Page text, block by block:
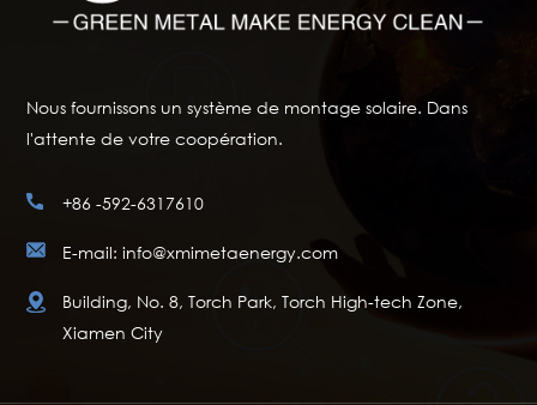
Nous fournissons un système de montage solaire. Dans
l'attente de votre coopération.
+86 -592-6317610
E-mail: info@xmimetaenergy.com
Building, No. 8, Torch Park, Torch High-tech Zone,
Xiamen City